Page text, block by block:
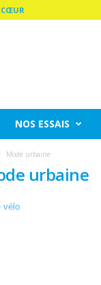
CŒUR
NOS ESSAIS
Mode urbaine
urbaine